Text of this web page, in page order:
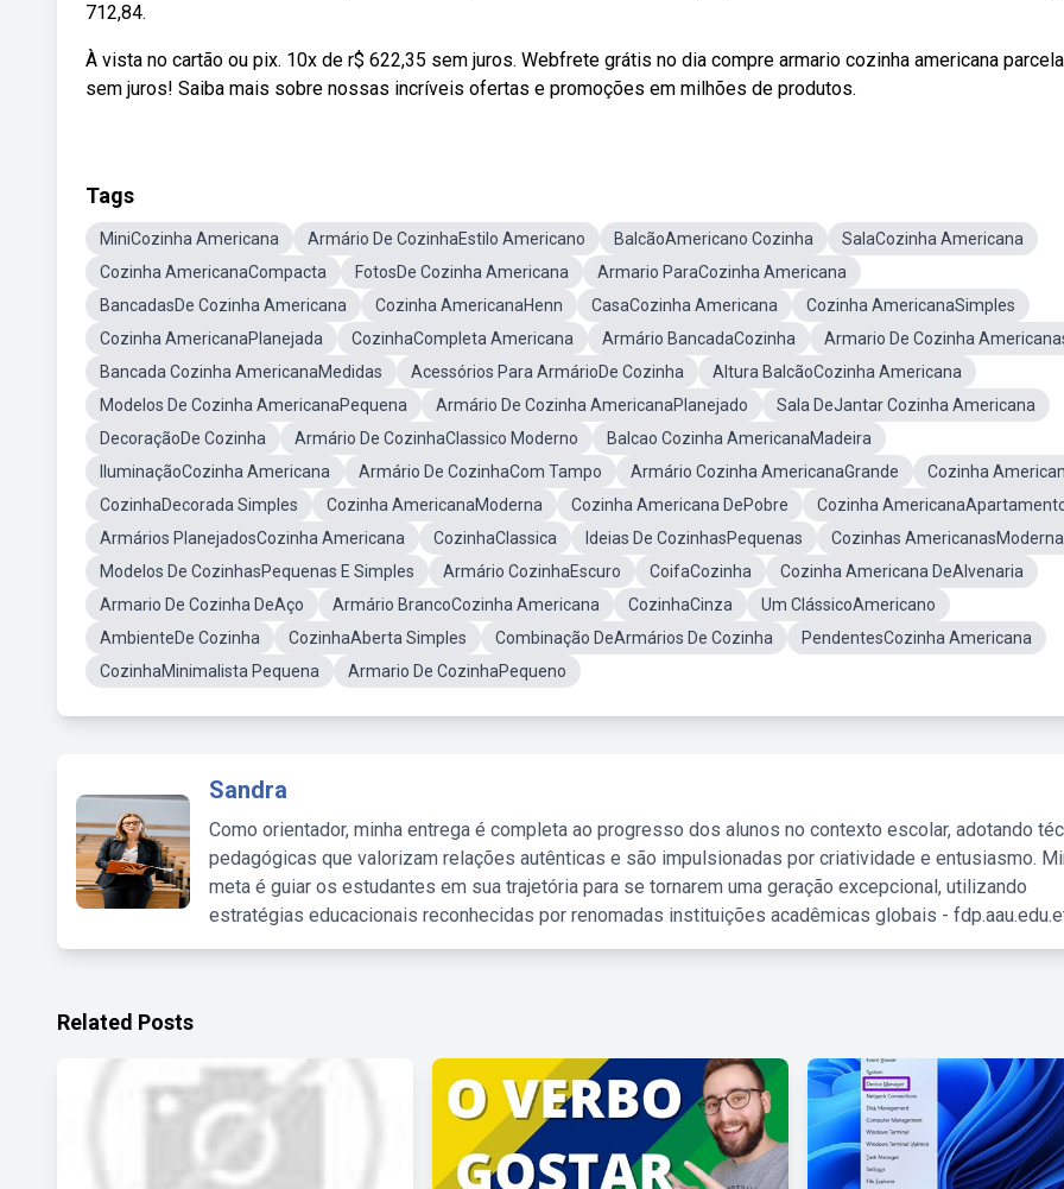
712,84.
À vista no cartão ou pix. 10x de r$ 622,35 sem juros. Webfrete grátis no dia compre armario cozinha americana
sem juros! Saiba mais sobre nossas incríveis ofertas e promoções em milhões de produtos.
Tags
MiniCozinha Americana Armário De CozinhaEstilo Americano BalcãoAmericano Cozinha
SalaCozinha Americana
Cozinha AmericanaCompacta
FotosDe Cozinha Americana
Armario ParaCozinha Americana
BancadasDe Cozinha Americana
Cozinha AmericanaHenn CasaCozinha Americana
Cozinha AmericanaSimples
Cozinha AmericanaPlanejada
CozinhaCompleta Americana Armário BancadaCozinha
Armario De Cozinha
Bancada Cozinha AmericanaMedidas
Acessórios Para ArmárioDe Cozinha
Altura BalcãoCozinha Americana
Modelos De Cozinha AmericanaPequena
Armário De Cozinha AmericanaPlanejado
Sala DeJantar Cozinha Americana
DecoraçãoDe Cozinha
Armário De CozinhaClassico Moderno
Balcao Cozinha AmericanaMadeira
IluminaçãoCozinha Americana
Armário De CozinhaCom Tampo Armário Cozinha AmericanaGrande
Cozinha
CozinhaDecorada Simples
Cozinha AmericanaModerna Cozinha Americana DePobre
Cozinha
Armários PlanejadosCozinha Americana
CozinhaClassica Ideias De CozinhasPequenas
Cozinhas
Modelos De CozinhasPequenas E Simples
Armário CozinhaEscuro CoifaCozinha
Cozinha Americana DeAlvenaria
Armario De Cozinha DeAço
Armário BrancoCozinha Americana CozinhaCinza
Um ClássicoAmericano
AmbienteDe Cozinha
CozinhaAberta Simples Combinação DeArmários De Cozinha
PendentesCozinha Americana
CozinhaMinimalista Pequena
Armario De CozinhaPequeno
Sandra
Como orientador, minha entrega é completa ao progresso dos alunos no contexto escolar, adotando
pedagógicas que valorizam relações autênticas e são impulsionadas por criatividade e entusiasmo.
meta é guiar os estudantes em sua trajetória para se tornarem uma geração excepcional, utilizando
estratégias educacionais reconhecidas por renomadas instituições acadêmicas globais -
Related Posts